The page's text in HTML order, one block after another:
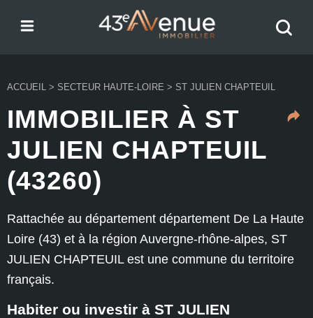
ACCUEIL > SECTEUR HAUTE-LOIRE > ST JULIEN CHAPTEUIL
IMMOBILIER À ST
JULIEN CHAPTEUIL
(43260)
Rattachée au département département De La Haute
Loire (43) et à la région Auvergne-rhône-alpes, ST
JULIEN CHAPTEUIL est une commune du territoire
français.
Habiter ou investir à ST JULIEN